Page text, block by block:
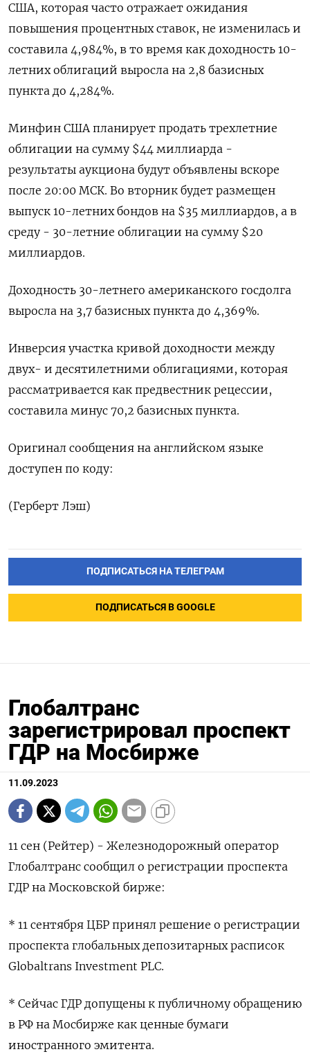
США, которая часто отражает ожидания
повышения процентных ставок, не изменилась и
составила 4,984%, в то время как доходность 10-
летних облигаций выросла на 2,8 базисных
пункта до 4,284%.
Минфин США планирует продать трехлетние
облигации на сумму $44 миллиарда -
результаты аукциона будут объявлены вскоре
после 20:00 МСК. Во вторник будет размещен
выпуск 10-летних бондов на $35 миллиардов, а в
среду - 30-летние облигации на сумму $20
миллиардов.
Доходность 30-летнего американского госдолга
выросла на 3,7 базисных пункта до 4,369%.
Инверсия участка кривой доходности между
двух- и десятилетними облигациями, которая
рассматривается как предвестник рецессии,
составила минус 70,2 базисных пункта.
Оригинал сообщения на английском языке
доступен по коду:
(Герберт Лэш)
ПОДПИСАТЬСЯ НА ТЕЛЕГРАМ
ПОДПИСАТЬСЯ В GOOGLE
Глобалтранс
зарегистрировал проспект
ГДР на Мосбирже
11.09.2023
11 сен (Рейтер) - Железнодорожный оператор
Глобалтранс сообщил о регистрации проспекта
ГДР на Московской бирже:
* 11 сентября ЦБР принял решение о регистрации
проспекта глобальных депозитарных расписок
Globaltrans Investment PLC.
* Сейчас ГДР допущены к публичному обращению
в РФ на Мосбирже как ценные бумаги
иностранного эмитента.